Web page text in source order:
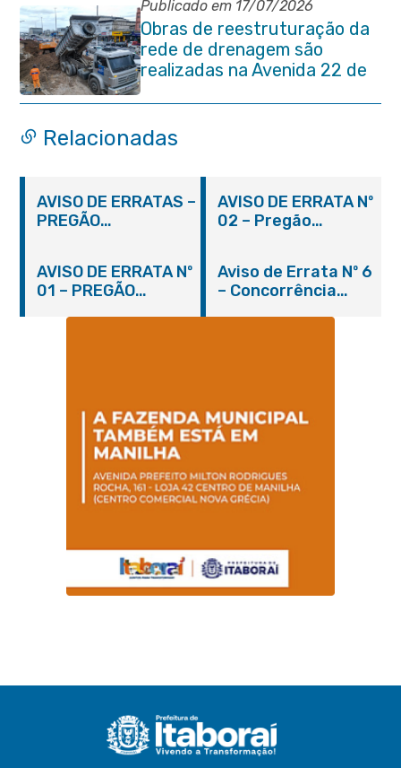
Publicado em 17/07/2026
Obras de reestruturação da
rede de drenagem são
realizadas na Avenida 22 de
Maio
Relacionadas
AVISO DE ERRATAS –
PREGÃO
AVISO DE ERRATA Nº
02 – Pregão
AVISO DE ERRATA Nº
01 – PREGÃO
Aviso de Errata Nº 6
– Concorrência